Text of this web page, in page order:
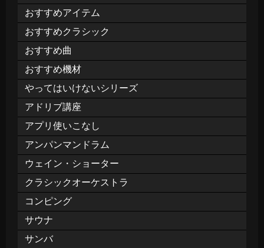
おすすめアイテム
おすすめクラシック
おすすめ曲
おすすめ機材
やってはいけないシリーズ
アドリブ講座
アプリ使いこなし
アンパンマンドラム
ウェイン・ショーター
クラシックオーケストラ
コンピング
サウナ
サンバ